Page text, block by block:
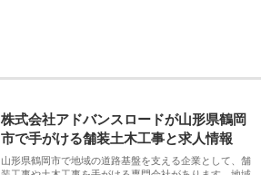
株式会社アドバンスロードが山形県鶴岡
市で手がける舗装土木工事と求人情報
山形県鶴岡市で地域の道路基盤を支える企業として、舗